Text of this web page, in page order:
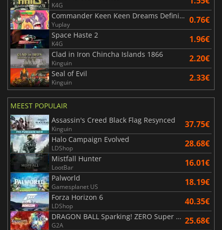
K4G
Commander Keen Keen Dreams Definitive Edition
Yuplay 0.76€
Space Haste 2
K4G 1.96€
Clad in Iron Chincha Islands 1866
Kinguin 2.20€
Seal of Evil
Kinguin 2.33€
MEEST POPULAIR
Assassin's Creed Black Flag Resynced
Kinguin 37.75€
Halo Campaign Evolved
LDShop 28.68€
Mistfall Hunter
LootBar 16.01€
Palworld
Gamesplanet US 18.19€
Forza Horizon 6
LDShop 40.35€
DRAGON BALL Sparking! ZERO Super Limit Breaking NEO
G2A 25.68€